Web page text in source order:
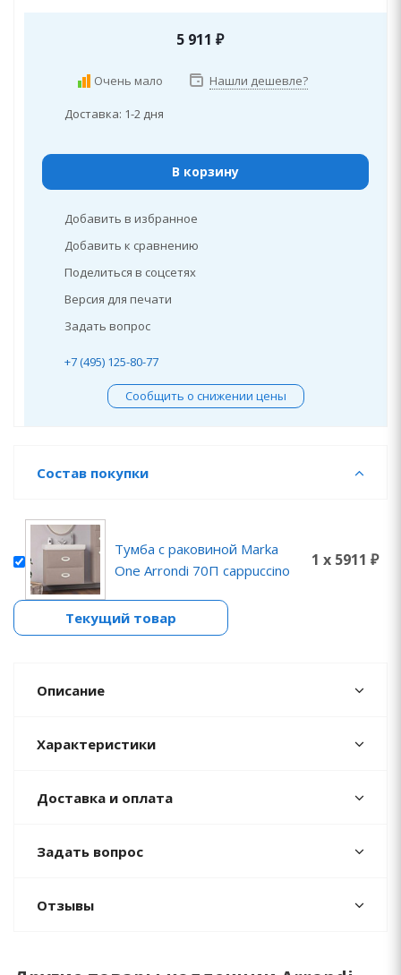
5 911 ₽
Очень мало Нашли дешевле?
Доставка: 1-2 дня
В корзину
Добавить в избранное
Добавить к сравнению
Поделиться в соцсетях
Версия для печати
Задать вопрос
+7 (495) 125-80-77
Сообщить о снижении цены
Состав покупки
Тумба с раковиной Marka
One Arrondi 70П cappuccino
1 x 5911 ₽
Текущий товар
Описание
Характеристики
Доставка и оплата
Задать вопрос
Отзывы